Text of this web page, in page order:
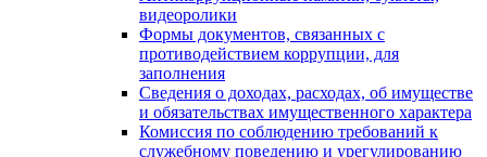
видеоролики
Формы документов, связанных с
противодействием коррупции, для
заполнения
Сведения о доходах, расходах, об имуществе
и обязательствах имущественного характера
Комиссия по соблюдению требований к
служебному поведению и урегулированию